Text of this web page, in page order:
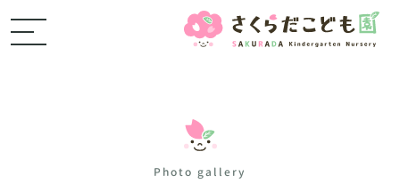
Photo gallery